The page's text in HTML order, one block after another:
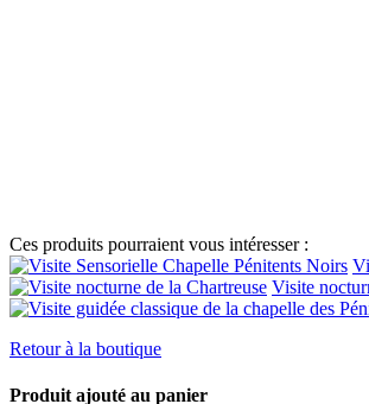
Ces produits pourraient vous intéresser :
Visite
Retour à la boutique
Produit ajouté au panier